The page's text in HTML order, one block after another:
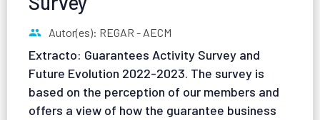
Autor(es): REGAR - AECM
Extracto: Guarantees Activity Survey and
Future Evolution 2022-2023. The survey is
based on the perception of our members and
offers a view of how the guarantee business